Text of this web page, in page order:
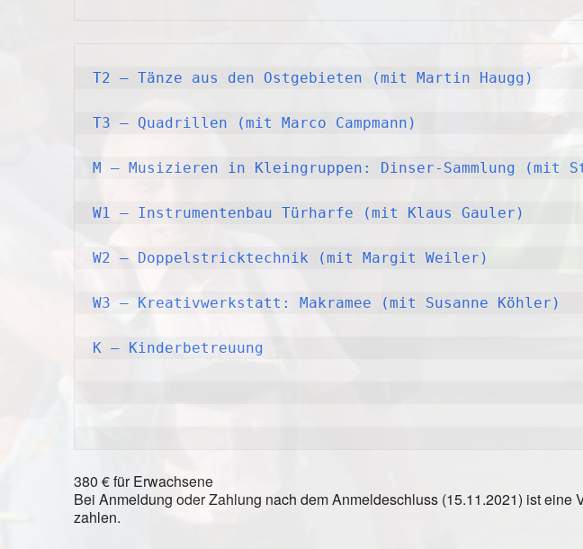
T2 – Tänze aus den Ostgebieten (mit Martin Haugg)
T3 – Quadrillen (mit Marco Campmann)
M – Musizieren in Kleingruppen: Dinser-Sammlung (mit
W1 – Instrumentenbau Türharfe (mit Klaus Gauler)
W2 – Doppelstricktechnik (mit Margit Weiler)
W3 – Kreativwerkstatt: Makramee (mit Susanne Köhler)
K – Kinderbetreuung
380 € für Erwachsene
Bei Anmeldung oder Zahlung nach dem Anmeldeschluss (15.11.2021) ist eine
zahlen.